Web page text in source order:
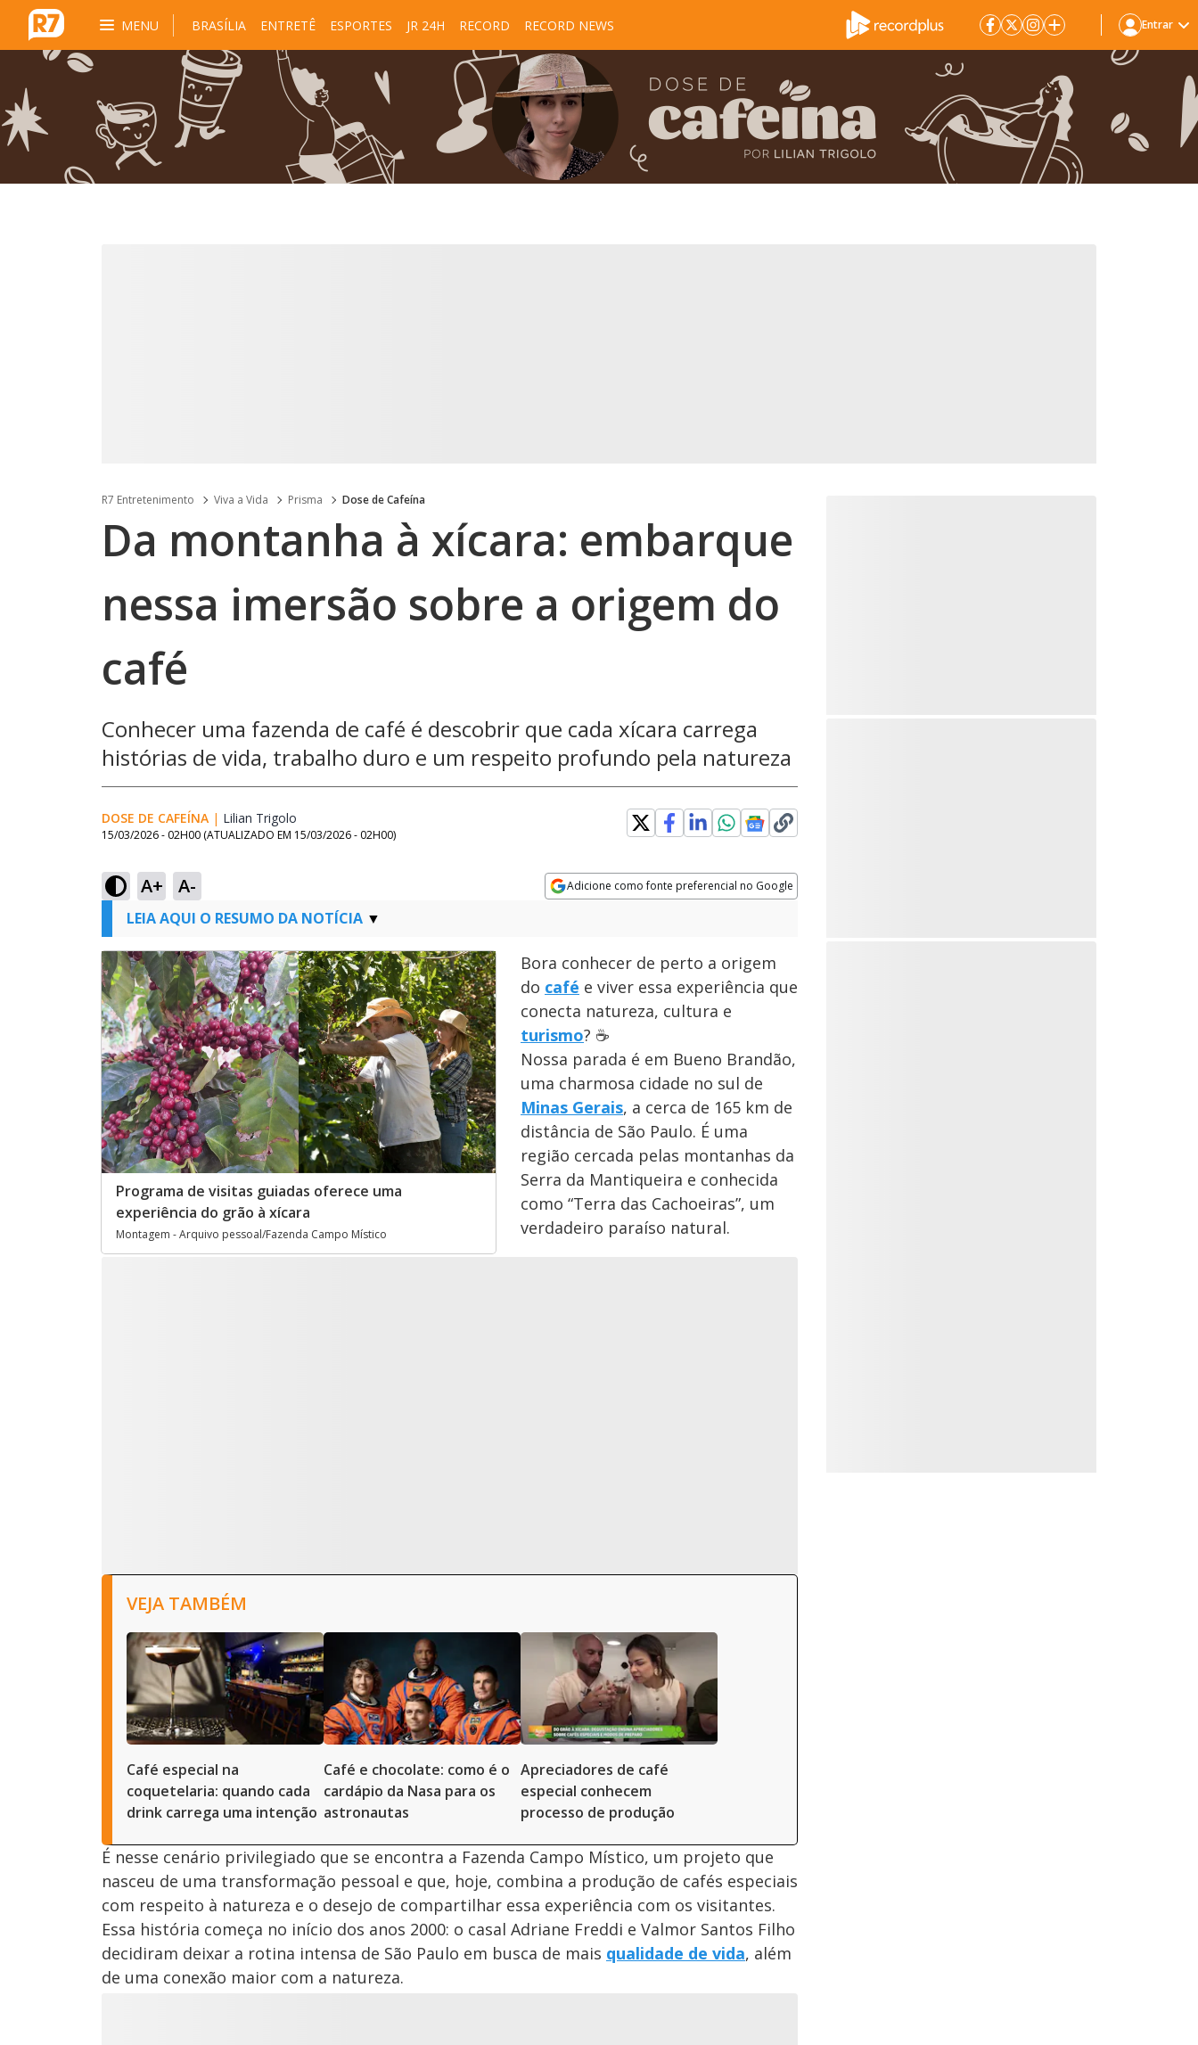
MENU BRASÍLIA ENTRETÊ ESPORTES JR 24H RECORD RECORD NEWS Entrar
R7 Entretenimento Viva a Vida Prisma Dose de Cafeína
Da montanha à xícara: embarque
nessa imersão sobre a origem do
café
Conhecer uma fazenda de café é descobrir que cada xícara carrega
histórias de vida, trabalho duro e um respeito profundo pela natureza
DOSE DE CAFEÍNA | Lilian Trigolo
15/03/2026 - 02H00 (ATUALIZADO EM 15/03/2026 - 02H00)
A+ A- Adicione como fonte preferencial no Google
LEIA AQUI O RESUMO DA NOTÍCIA
Programa de visitas guiadas oferece uma
experiência do grão à xícara
Montagem - Arquivo pessoal/Fazenda Campo Místico
Bora conhecer de perto a origem
do café e viver essa experiência que
conecta natureza, cultura e
turismo? ☕
Nossa parada é em Bueno Brandão,
uma charmosa cidade no sul de
Minas Gerais, a cerca de 165 km de
distância de São Paulo. É uma
região cercada pelas montanhas da
Serra da Mantiqueira e conhecida
como “Terra das Cachoeiras”, um
verdadeiro paraíso natural.
VEJA TAMBÉM
Café especial na
coquetelaria: quando cada
drink carrega uma intenção
Café e chocolate: como é o
cardápio da Nasa para os
astronautas
Apreciadores de café
especial conhecem
processo de produção
É nesse cenário privilegiado que se encontra a Fazenda Campo Místico, um projeto que
nasceu de uma transformação pessoal e que, hoje, combina a produção de cafés especiais
com respeito à natureza e o desejo de compartilhar essa experiência com os visitantes.
Essa história começa no início dos anos 2000: o casal Adriane Freddi e Valmor Santos Filho
decidiram deixar a rotina intensa de São Paulo em busca de mais qualidade de vida, além
de uma conexão maior com a natureza.